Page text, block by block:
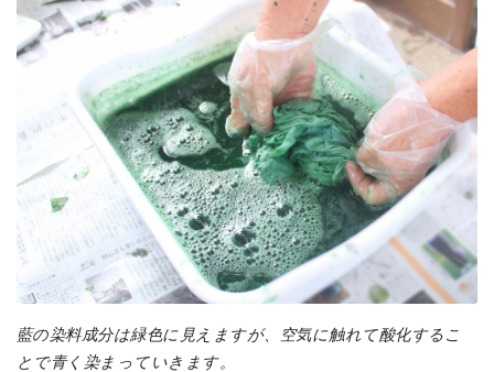
藍の染料成分は緑色に見えますが、空気に触れて酸化するこ
とで青く染まっていきます。